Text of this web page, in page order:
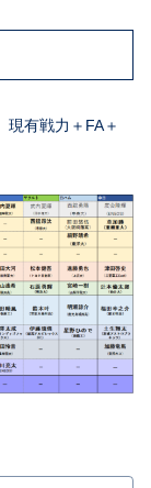
有戦力＋FA＋